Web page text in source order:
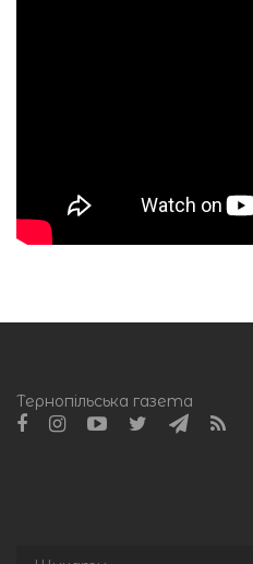
Тернопільська газета
Пошук